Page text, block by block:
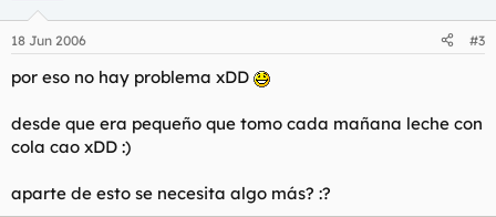
18 Jun 2006 #3
por eso no hay problema xDD
desde que era pequeño que tomo cada mañana leche con
cola cao xDD :)
aparte de esto se necesita algo más? :?